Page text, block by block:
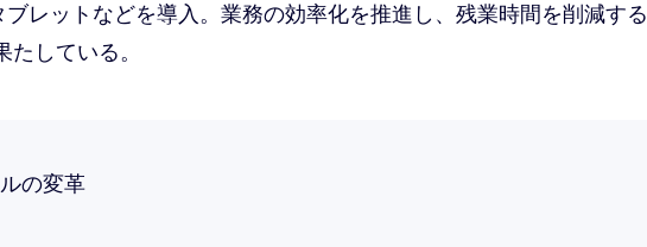
ブレットなどを導入。業務の効率化を推進し、残業時間を削減する
している。
の変革